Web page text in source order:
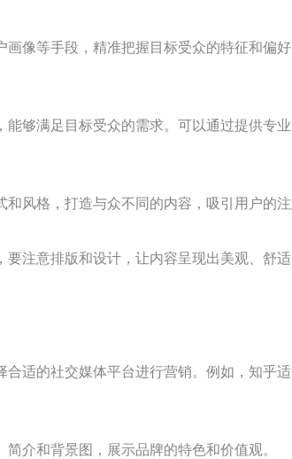
像等手段，精准把握目标受众的特征和偏
够满足目标受众的需求。可以通过提供专
风格，打造与众不同的内容，吸引用户的注
注意排版和设计，让内容呈现出美观、舒适
适的社交媒体平台进行营销。例如，知乎适
介和背景图，展示品牌的特色和价值观。